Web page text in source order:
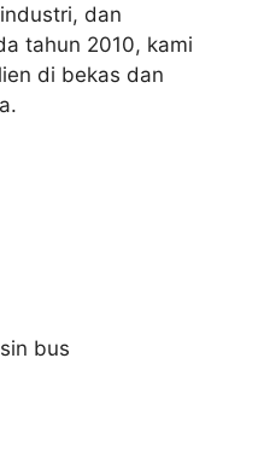
dan
tahun 2010, kami
di bekas dan